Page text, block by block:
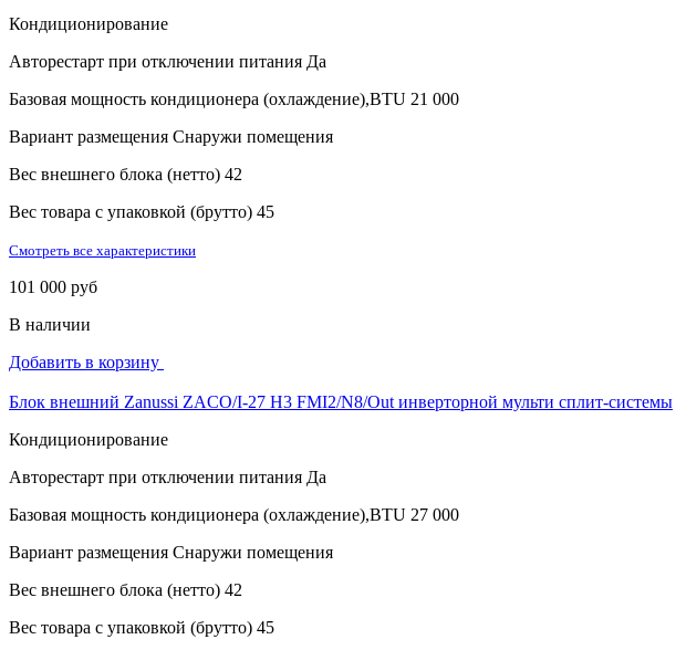
Кондиционирование
Авторестарт при отключении питания Да
Базовая мощность кондиционера (охлаждение),BTU 21 000
Вариант размещения Снаружи помещения
Вес внешнего блока (нетто) 42
Вес товара с упаковкой (брутто) 45
Смотреть все характеристики
101 000 руб
В наличии
Добавить в корзину
Блок внешний Zanussi ZACO/I-27 H3 FMI2/N8/Out инверторной мульти сплит-системы
Кондиционирование
Авторестарт при отключении питания Да
Базовая мощность кондиционера (охлаждение),BTU 27 000
Вариант размещения Снаружи помещения
Вес внешнего блока (нетто) 42
Вес товара с упаковкой (брутто) 45